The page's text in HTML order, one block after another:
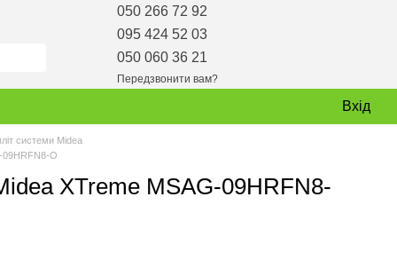
050 266 72 92
095 424 52 03
050 060 36 21
Передзвонити вам?
Вхід
системи Midea
09HRFN8-O
XTreme MSAG-09HRFN8-